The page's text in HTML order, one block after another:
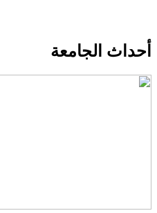
أحداث الجامعة